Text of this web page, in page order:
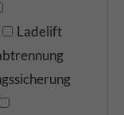
Ladelift